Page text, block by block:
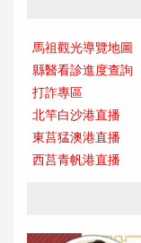
馬祖觀光導覽地圖
縣醫看診進度查詢
打詐專區
北竿白沙港直播
東莒猛澳港直播
西莒青帆港直播